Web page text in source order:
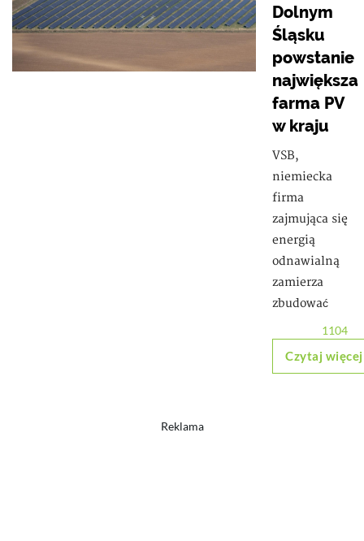
Dolnym
Śląsku
powstanie
największa
farma PV
w kraju
VSB,
niemiecka
firma
zajmująca się
energią
odnawialną
zamierza
zbudować
1104
Czytaj więcej
Reklama